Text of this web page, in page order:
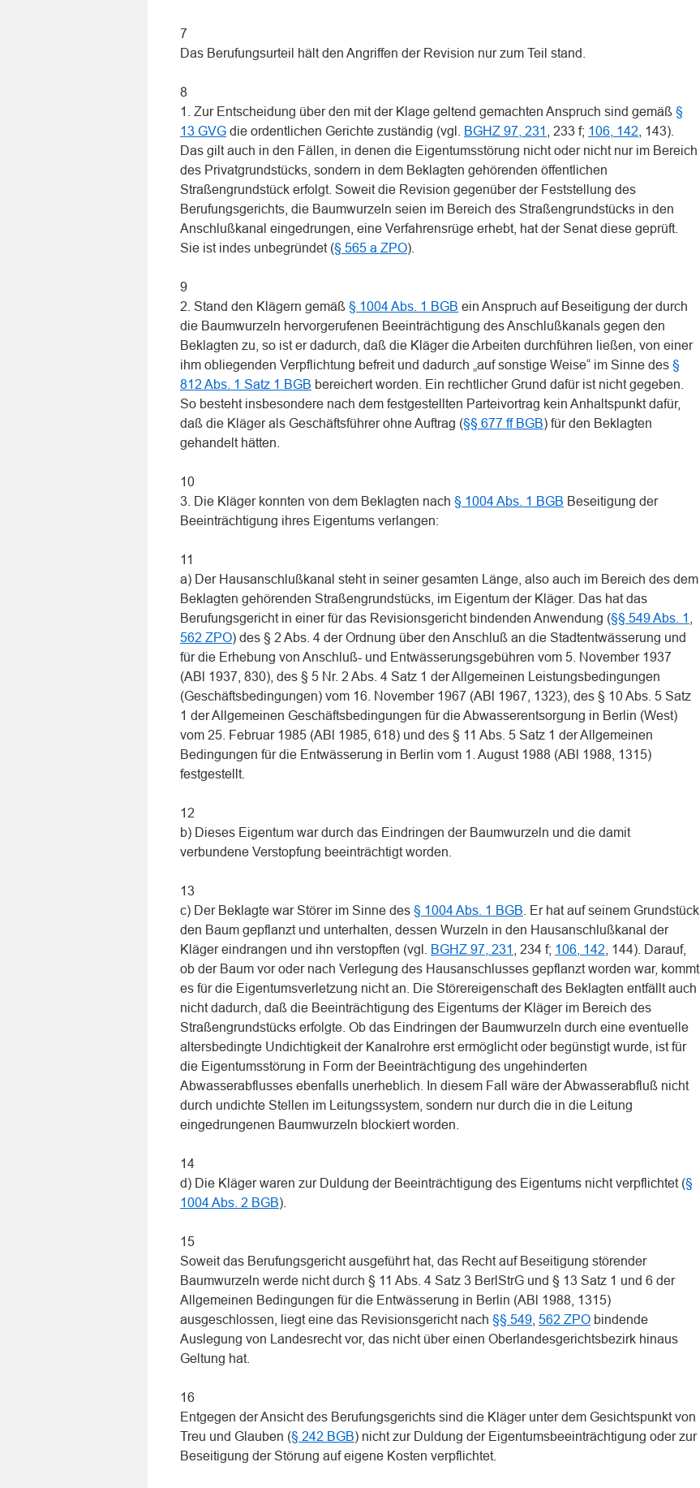
7
Das Berufungsurteil hält den Angriffen der Revision nur zum Teil stand.
8
1. Zur Entscheidung über den mit der Klage geltend gemachten Anspruch sind gemäß §
13 GVG die ordentlichen Gerichte zuständig (vgl. BGHZ 97, 231 , 233 f; 106, 142 , 143).
Das gilt auch in den Fällen, in denen die Eigentumsstörung nicht oder nicht nur im Bereich
des Privatgrundstücks, sondern in dem Beklagten gehörenden öffentlichen
Straßengrundstück erfolgt. Soweit die Revision gegenüber der Feststellung des
Berufungsgerichts, die Baumwurzeln seien im Bereich des Straßengrundstücks in den
Anschlußkanal eingedrungen, eine Verfahrensrüge erhebt, hat der Senat diese geprüft.
Sie ist indes unbegründet (§ 565 a ZPO).
9
2. Stand den Klägern gemäß § 1004 Abs. 1 BGB ein Anspruch auf Beseitigung der durch
die Baumwurzeln hervorgerufenen Beeinträchtigung des Anschlußkanals gegen den
Beklagten zu, so ist er dadurch, daß die Kläger die Arbeiten durchführen ließen, von einer
ihm obliegenden Verpflichtung befreit und dadurch „auf sonstige Weise“ im Sinne des §
812 Abs. 1 Satz 1 BGB bereichert worden. Ein rechtlicher Grund dafür ist nicht gegeben.
So besteht insbesondere nach dem festgestellten Parteivortrag kein Anhaltspunkt dafür,
daß die Kläger als Geschäftsführer ohne Auftrag (§§ 677 ff BGB) für den Beklagten
gehandelt hätten.
10
3. Die Kläger konnten von dem Beklagten nach § 1004 Abs. 1 BGB Beseitigung der
Beeinträchtigung ihres Eigentums verlangen:
11
a) Der Hausanschlußkanal steht in seiner gesamten Länge, also auch im Bereich des dem
Beklagten gehörenden Straßengrundstücks, im Eigentum der Kläger. Das hat das
Berufungsgericht in einer für das Revisionsgericht bindenden Anwendung (§§ 549 Abs. 1
562 ZPO) des § 2 Abs. 4 der Ordnung über den Anschluß an die Stadtentwässerung und
für die Erhebung von Anschluß- und Entwässerungsgebühren vom 5. November 1937
(ABl 1937, 830), des § 5 Nr. 2 Abs. 4 Satz 1 der Allgemeinen Leistungsbedingungen
(Geschäftsbedingungen) vom 16. November 1967 (ABl 1967, 1323), des § 10 Abs. 5 Satz
1 der Allgemeinen Geschäftsbedingungen für die Abwasserentsorgung in Berlin (West)
vom 25. Februar 1985 (ABl 1985, 618) und des § 11 Abs. 5 Satz 1 der Allgemeinen
Bedingungen für die Entwässerung in Berlin vom 1. August 1988 (ABl 1988, 1315)
festgestellt.
12
b) Dieses Eigentum war durch das Eindringen der Baumwurzeln und die damit
verbundene Verstopfung beeinträchtigt worden.
13
c) Der Beklagte war Störer im Sinne des § 1004 Abs. 1 BGB . Er hat auf seinem Grundstück
den Baum gepflanzt und unterhalten, dessen Wurzeln in den Hausanschlußkanal der
Kläger eindrangen und ihn verstopften (vgl.
BGHZ 97, 231 , 234 f; 106, 142 , 144). Darauf,
ob der Baum vor oder nach Verlegung des Hausanschlusses gepflanzt worden war, kommt
es für die Eigentumsverletzung nicht an. Die Störereigenschaft des Beklagten entfällt auch
nicht dadurch, daß die Beeinträchtigung des Eigentums der Kläger im Bereich des
Straßengrundstücks erfolgte. Ob das Eindringen der Baumwurzeln durch eine eventuelle
altersbedingte Undichtigkeit der Kanalrohre erst ermöglicht oder begünstigt wurde, ist für
die Eigentumsstörung in Form der Beeinträchtigung des ungehinderten
Abwasserabflusses ebenfalls unerheblich. In diesem Fall wäre der Abwasserabfluß nicht
durch undichte Stellen im Leitungssystem, sondern nur durch die in die Leitung
eingedrungenen Baumwurzeln blockiert worden.
14
d) Die Kläger waren zur Duldung der Beeinträchtigung des Eigentums nicht verpflichtet (§
1004 Abs. 2 BGB).
15
Soweit das Berufungsgericht ausgeführt hat, das Recht auf Beseitigung störender
Baumwurzeln werde nicht durch § 11 Abs. 4 Satz 3 BerlStrG und § 13 Satz 1 und 6 der
Allgemeinen Bedingungen für die Entwässerung in Berlin (ABl 1988, 1315)
ausgeschlossen, liegt eine das Revisionsgericht nach §§ 549 562 ZPO bindende
Auslegung von Landesrecht vor, das nicht über einen Oberlandesgerichtsbezirk hinaus
Geltung hat.
16
Entgegen der Ansicht des Berufungsgerichts sind die Kläger unter dem Gesichtspunkt von
Treu und Glauben (§ 242 BGB) nicht zur Duldung der Eigentumsbeeinträchtigung oder zur
Beseitigung der Störung auf eigene Kosten verpflichtet.